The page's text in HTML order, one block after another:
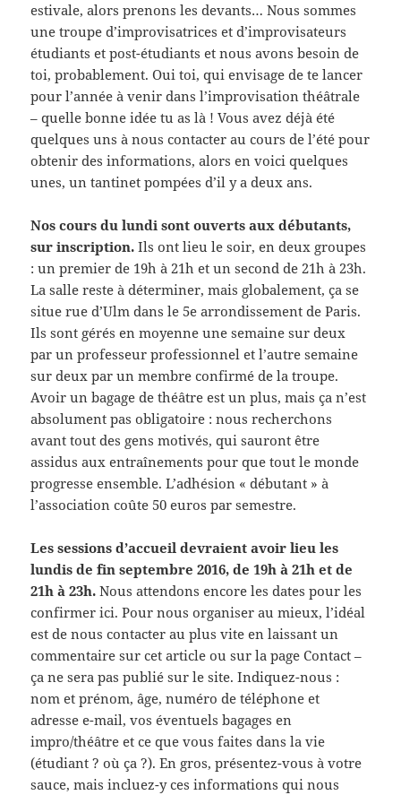
estivale, alors prenons les devants… Nous sommes
une troupe d’improvisatrices et d’improvisateurs
étudiants et post-étudiants et nous avons besoin de
toi, probablement. Oui toi, qui envisage de te lancer
pour l’année à venir dans l’improvisation théâtrale
– quelle bonne idée tu as là ! Vous avez déjà été
quelques uns à nous contacter au cours de l’été pour
obtenir des informations, alors en voici quelques
unes, un tantinet pompées d’il y a deux ans.
Nos cours du lundi sont ouverts aux débutants,
sur inscription.Ils ont lieu le soir, en deux groupes
: un premier de 19h à 21h et un second de 21h à 23h.
La salle reste à déterminer, mais globalement, ça se
situe rue d’Ulm dans le 5e arrondissement de Paris.
Ils sont gérés en moyenne une semaine sur deux
par un professeur professionnel et l’autre semaine
sur deux par un membre confirmé de la troupe.
Avoir un bagage de théâtre est un plus, mais ça n’est
absolument pas obligatoire : nous recherchons
avant tout des gens motivés, qui sauront être
assidus aux entraînements pour que tout le monde
progresse ensemble. L’adhésion « débutant » à
l’association coûte 50 euros par semestre.
Les sessions d’accueil devraient avoir lieu les
lundis de fin septembre 2016, de 19h à 21h et de
21h à 23h. Nous attendons encore les dates pour les
confirmer ici. Pour nous organiser au mieux, l’idéal
est de nous contacter au plus vite en laissant un
commentaire sur cet article ou sur la page Contact –
ça ne sera pas publié sur le site. Indiquez-nous :
nom et prénom, âge, numéro de téléphone et
adresse e-mail, vos éventuels bagages en
impro/théâtre et ce que vous faites dans la vie
(étudiant ? où ça ?). En gros, présentez-vous à votre
sauce, mais incluez-y ces informations qui nous